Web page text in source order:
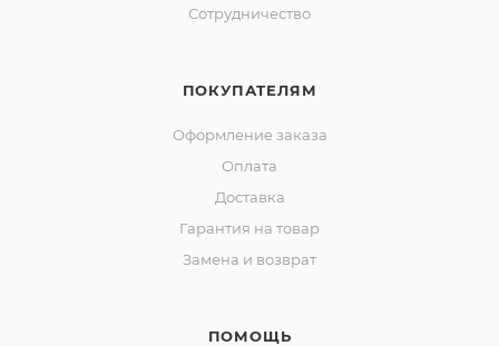
Сотрудничество
ПОКУПАТЕЛЯМ
Оформление заказа
Оплата
Доставка
Гарантия на товар
Замена и возврат
ПОМОЩЬ